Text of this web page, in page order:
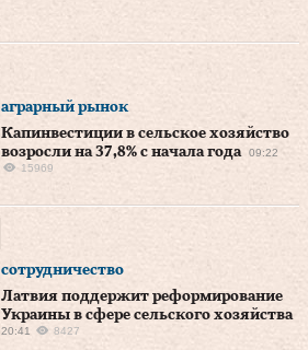
аграрный рынок
Капинвестиции в сельское хозяйство
возросли на 37,8% с начала года
09:22
15969
сотрудничество
Латвия поддержит реформирование
Украины в сфере сельского хозяйства
20:41 8427